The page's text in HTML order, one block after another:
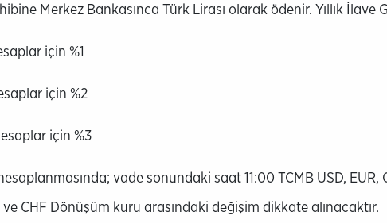
Merkez Bankasınca Türk Lirası olarak ödenir. Yıllık İlave
için %1
için %2
için %3
vade sonundaki saat 11:00 TCMB USD,
ve CHF Dönüşüm kuru arasındaki değişim dikkate alınacaktır.